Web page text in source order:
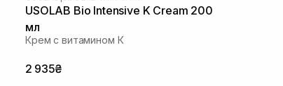
USOLAB Bio Intensive K Cream 200
мл
Крем с витамином К
2 935₴